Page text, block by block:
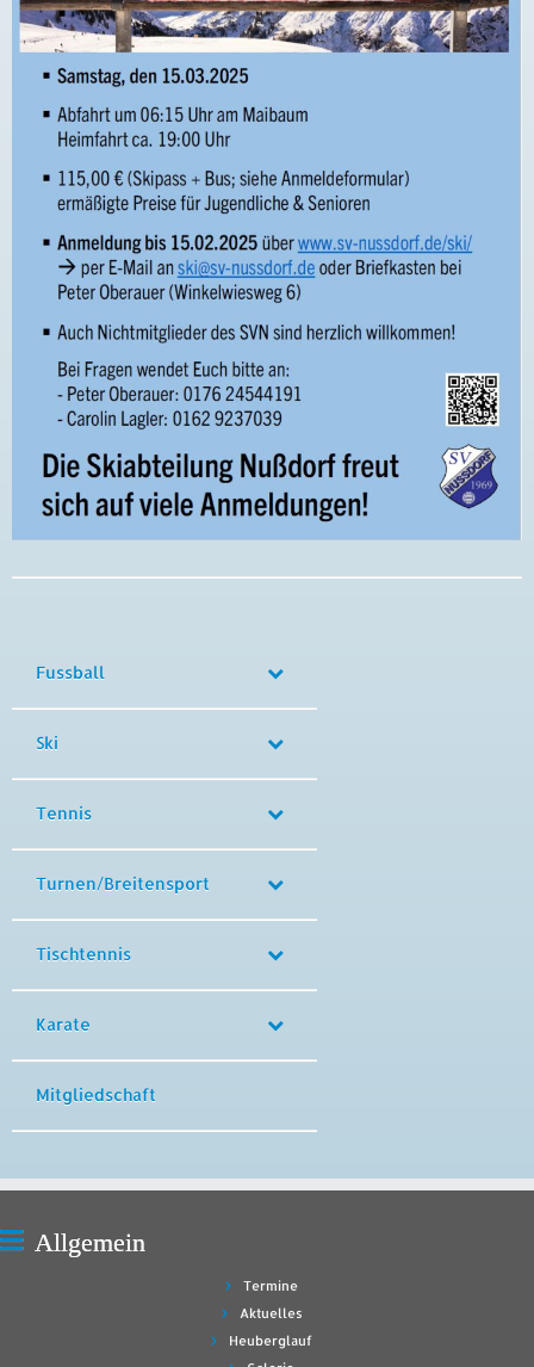
Fussball
Ski
Tennis
Turnen/Breitensport
Tischtennis
Karate
Mitgliedschaft
Allgemein
Termine
Aktuelles
Heuberglauf